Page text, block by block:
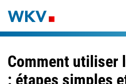
Comment utiliser
: étapes simples